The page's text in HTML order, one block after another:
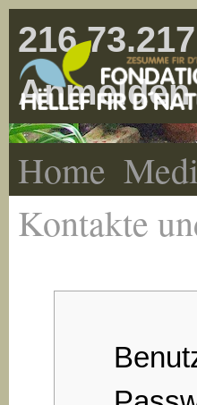
Anmelden
Home
Kontakte